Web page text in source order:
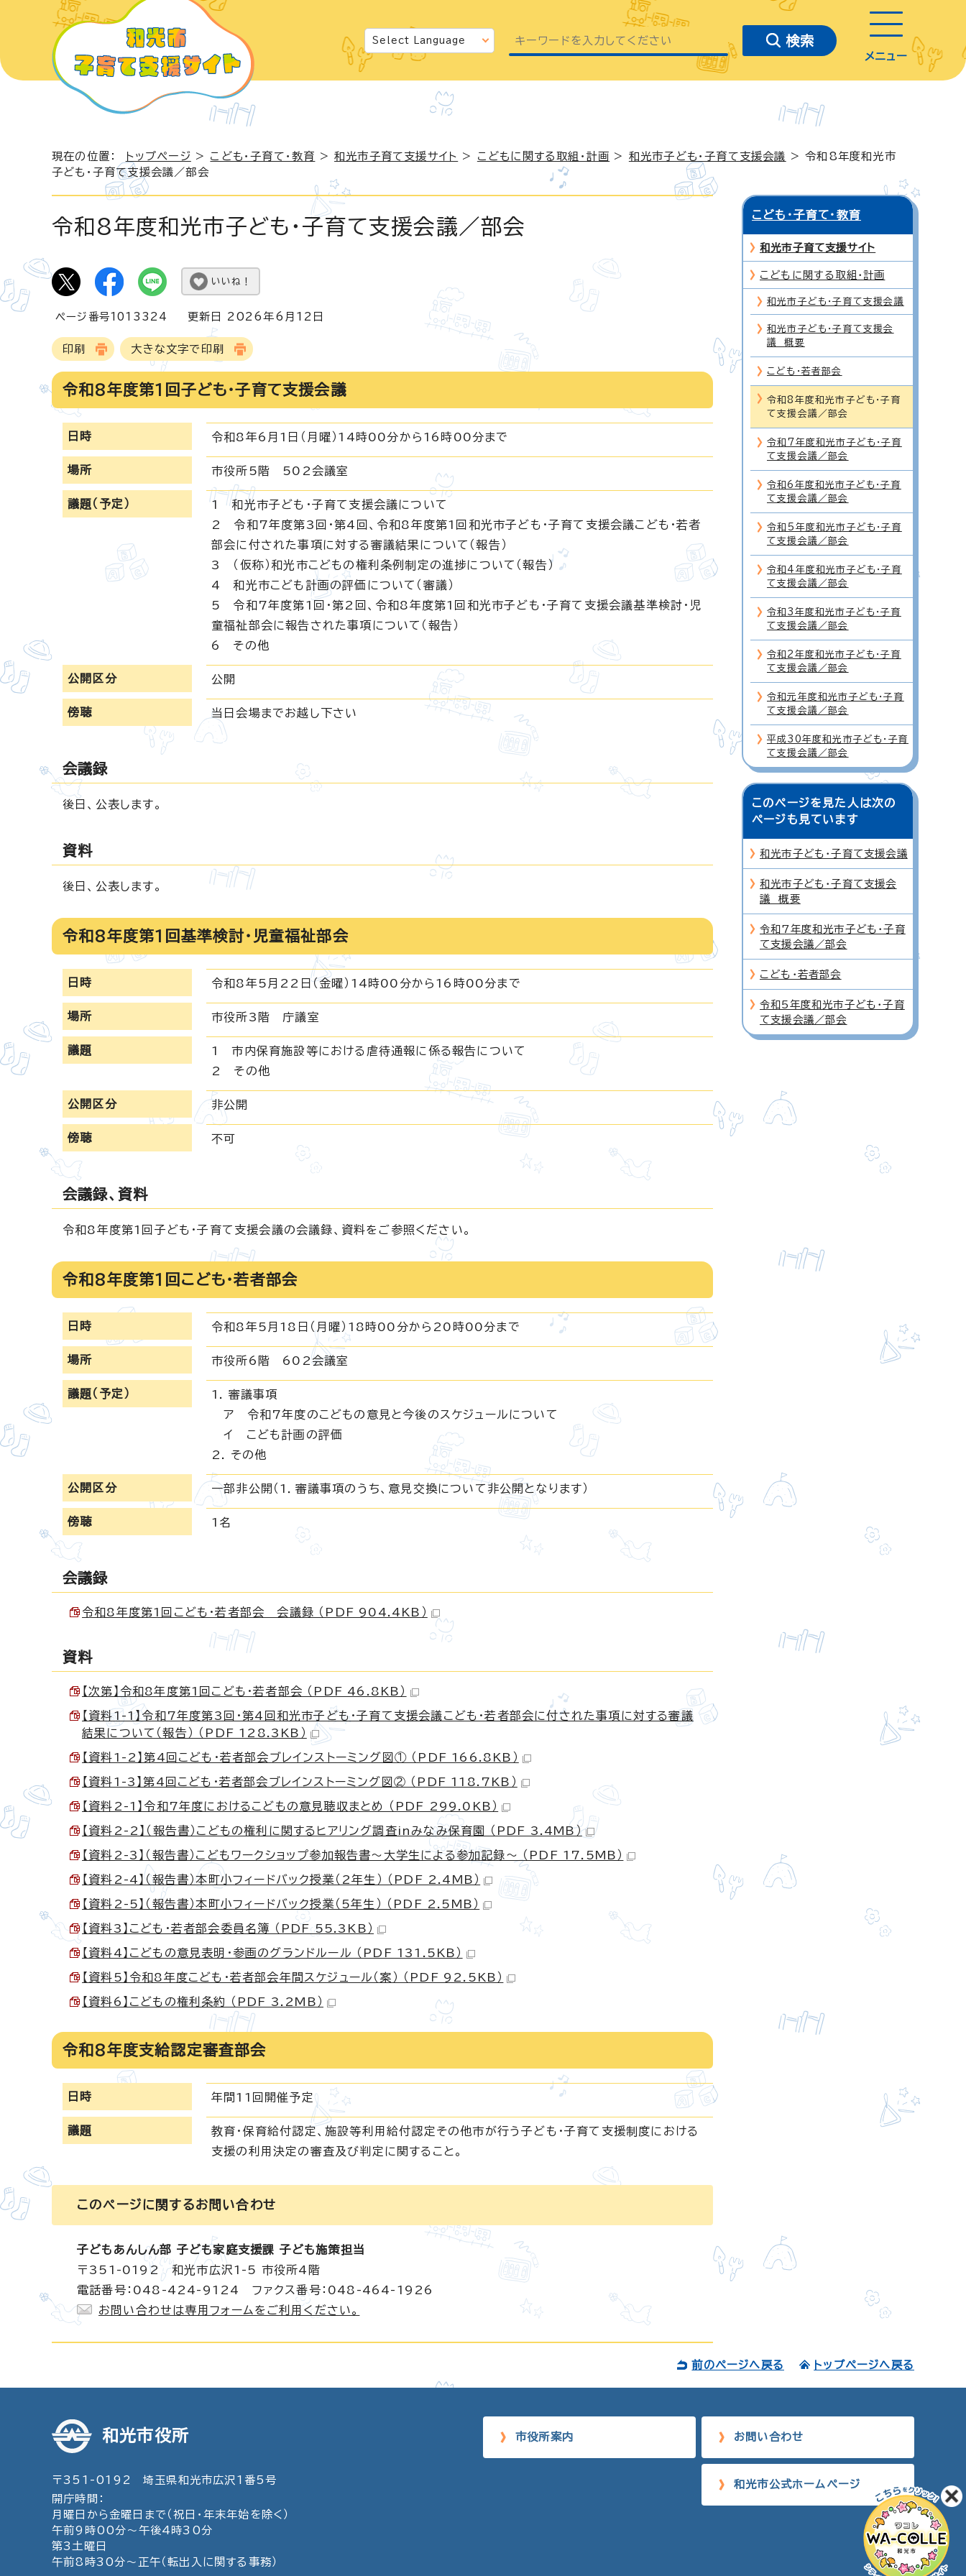
メニュー
現在の位置： トップページ > こども・子育て・教育 >和光市子育て支援サイト > こどもに関する取組・計画 > 和光市子ども・子育て支援会議 > 令和8年度和光市
子ども・子育て支援会議／部会
令和8年度和光市子ども・子育て支援会議／部会
いいね！
ページ番号1013324 更新日 2026年6月12日
印刷 大きな文字で印刷
令和8年度第1回子ども・子育て支援会議
日時 令和8年6月1日（月曜）14時00分から16時00分まで
場所 市役所5階 502会議室
議題（予定）
1 和光市子ども・子育て支援会議について
2 令和7年度第3回・第4回、令和8年度第1回和光市子ども・子育て支援会議こども・若者
部会に付された事項に対する審議結果について（報告）
3 （仮称）和光市こどもの権利条例制定の進捗について（報告）
4 和光市こども計画の評価について（審議）
5 令和7年度第1回・第2回、令和8年度第1回和光市子ども・子育て支援会議基準検討・児
童福祉部会に報告された事項について（報告）
6 その他
公開区分 公開
傍聴 当日会場までお越し下さい
会議録
後日、公表します。
資料
後日、公表します。
令和8年度第1回基準検討・児童福祉部会
日時 令和8年5月22日（金曜）14時00分から16時00分まで
場所 市役所3階 庁議室
議題
1 市内保育施設等における虐待通報に係る報告について
2 その他
公開区分 非公開
傍聴 不可
会議録、資料
令和8年度第1回子ども・子育て支援会議の会議録、資料をご参照ください。
令和8年度第1回こども・若者部会
日時 令和8年5月18日（月曜）18時00分から20時00分まで
場所 市役所6階 602会議室
議題（予定）
1. 審議事項
ア 令和7年度のこどもの意見と今後のスケジュールについて
イ こども計画の評価
2. その他
公開区分 一部非公開（1．審議事項のうち、意見交換について非公開となります）
傍聴 1名
会議録
令和8年度第1回こども・若者部会 会議録 （PDF 904.4KB）
資料
【次第】令和8年度第1回こども・若者部会 （PDF 46.8KB）
【資料1-1】令和7年度第3回・第4回和光市子ども・子育て支援会議こども・若者部会に付された事項に対する審議
結果について（報告） （PDF 128.3KB）
【資料1-2】第4回こども・若者部会ブレインストーミング図① （PDF 166.8KB）
【資料1-3】第4回こども・若者部会ブレインストーミング図② （PDF 118.7KB）
【資料2-1】令和7年度におけるこどもの意見聴収まとめ （PDF 299.0KB）
【資料2-2】（報告書）こどもの権利に関するヒアリング調査inみなみ保育園 （PDF 3.4MB）
【資料2-3】（報告書）こどもワークショップ参加報告書～大学生による参加記録～ （PDF 17.5MB）
【資料2-4】（報告書）本町小フィードバック授業（2年生） （PDF 2.4MB）
【資料2-5】（報告書）本町小フィードバック授業（5年生） （PDF 2.5MB）
【資料3】こども・若者部会委員名簿 （PDF 55.3KB）
【資料4】こどもの意見表明・参画のグランドルール （PDF 131.5KB）
【資料5】令和8年度こども・若者部会年間スケジュール（案） （PDF 92.5KB）
【資料6】こどもの権利条約 （PDF 3.2MB）
令和8年度支給認定審査部会
日時 年間11回開催予定
議題
教育・保育給付認定、施設等利用給付認定その他市が行う子ども・子育て支援制度における
支援の利用決定の審査及び判定に関すること。
このページに関するお問い合わせ
子どもあんしん部 子ども家庭支援課 子ども施策担当
〒351-0192 和光市広沢1-5 市役所4階
電話番号：048-424-9124 ファクス番号：048-464-1926
お問い合わせは専用フォームをご利用ください。
こども・子育て・教育
和光市子育て支援サイト
こどもに関する取組・計画
和光市子ども・子育て支援会議
和光市子ども・子育て支援会
議 概要
こども・若者部会
令和8年度和光市子ども・子育
て支援会議／部会
令和7年度和光市子ども・子育
て支援会議／部会
令和6年度和光市子ども・子育
て支援会議／部会
令和5年度和光市子ども・子育
て支援会議／部会
令和4年度和光市子ども・子育
て支援会議／部会
令和3年度和光市子ども・子育
て支援会議／部会
令和2年度和光市子ども・子育
て支援会議／部会
令和元年度和光市子ども・子育
て支援会議／部会
平成30年度和光市子ども・子育
て支援会議／部会
このページを見た人は次の
ページも見ています
和光市子ども・子育て支援会議
和光市子ども・子育て支援会
議 概要
令和7年度和光市子ども・子育
て支援会議／部会
こども・若者部会
令和5年度和光市子ども・子育
て支援会議／部会
前のページへ戻る トップページへ戻る
和光市役所
〒351-0192 埼玉県和光市広沢1番5号
開庁時間：
月曜日から金曜日まで（祝日・年末年始を除く）
午前9時00分～午後4時30分
第3土曜日
午前8時30分～正午（転出入に関する事務）
市役所案内 お問い合わせ
和光市公式ホームページ